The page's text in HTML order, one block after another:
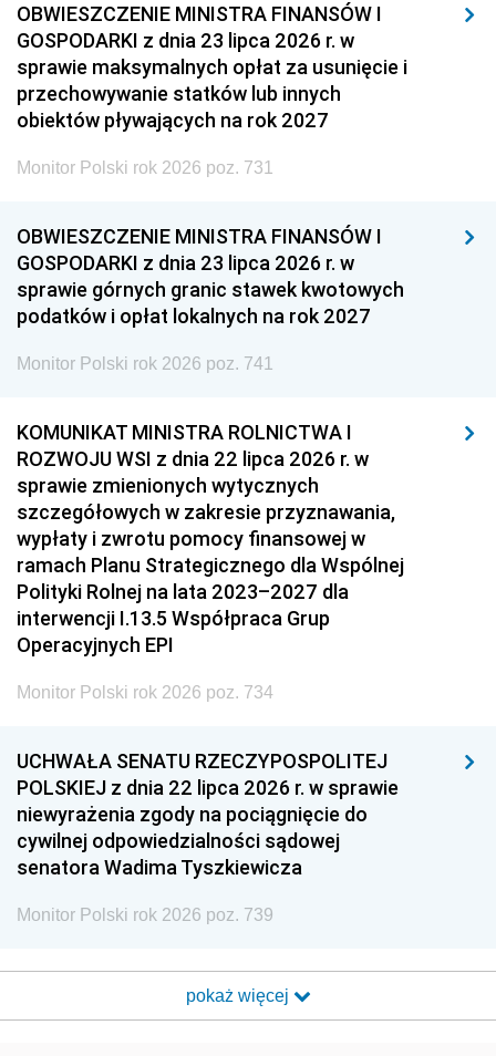
OBWIESZCZENIE MINISTRA FINANSÓW I
GOSPODARKI z dnia 23 lipca 2026 r. w
sprawie maksymalnych opłat za usunięcie i
przechowywanie statków lub innych
obiektów pływających na rok 2027
Monitor Polski rok 2026 poz. 731
OBWIESZCZENIE MINISTRA FINANSÓW I
GOSPODARKI z dnia 23 lipca 2026 r. w
sprawie górnych granic stawek kwotowych
podatków i opłat lokalnych na rok 2027
Monitor Polski rok 2026 poz. 741
KOMUNIKAT MINISTRA ROLNICTWA I
ROZWOJU WSI z dnia 22 lipca 2026 r. w
sprawie zmienionych wytycznych
szczegółowych w zakresie przyznawania,
wypłaty i zwrotu pomocy finansowej w
ramach Planu Strategicznego dla Wspólnej
Polityki Rolnej na lata 2023–2027 dla
interwencji I.13.5 Współpraca Grup
Operacyjnych EPI
Monitor Polski rok 2026 poz. 734
UCHWAŁA SENATU RZECZYPOSPOLITEJ
POLSKIEJ z dnia 22 lipca 2026 r. w sprawie
niewyrażenia zgody na pociągnięcie do
cywilnej odpowiedzialności sądowej
senatora Wadima Tyszkiewicza
Monitor Polski rok 2026 poz. 739
pokaż więcej